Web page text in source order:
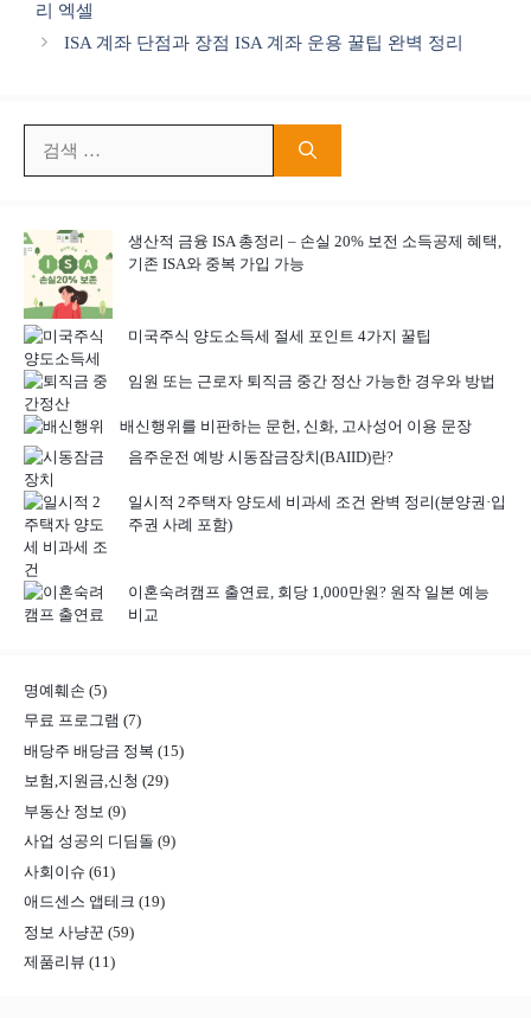
리
리 엑셀
ISA 계좌 단점과 장점 ISA 계좌 운용 꿀팁 완벽 정리
생산적 금융 ISA 총정리 – 손실 20% 보전 소득공제 혜택,
기존 ISA와 중복 가입 가능
미국주식 양도소득세 절세 포인트 4가지 꿀팁
임원 또는 근로자 퇴직금 중간 정산 가능한 경우와 방법
배신행위를 비판하는 문헌, 신화, 고사성어 이용 문장
음주운전 예방 시동잠금장치(BAIID)란?
일시적 2주택자 양도세 비과세 조건 완벽 정리(분양권·입
주권 사례 포함)
이혼숙려캠프 출연료, 회당 1,000만원? 원작 일본 예능
비교
명예훼손 (5)
무료 프로그램 (7)
배당주 배당금 정복 (15)
보험,지원금,신청 (29)
부동산 정보 (9)
사업 성공의 디딤돌 (9)
사회이슈 (61)
애드센스 앱테크 (19)
정보 사냥꾼 (59)
제품리뷰 (11)